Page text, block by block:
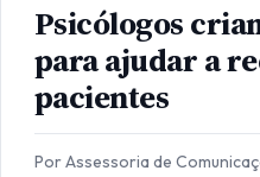
Psicólogos
para ajudar a
pacientes
Por Assessoria de